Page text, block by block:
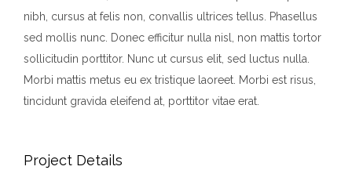
nibh, cursus at felis non, convallis ultrices tellus. Phasellus
sed mollis nunc. Donec efficitur nulla nisl, non mattis tortor
sollicitudin porttitor. Nunc ut cursus elit, sed luctus nulla.
Morbi mattis metus eu ex tristique laoreet. Morbi est risus,
tincidunt gravida eleifend at, porttitor vitae erat.
Project Details